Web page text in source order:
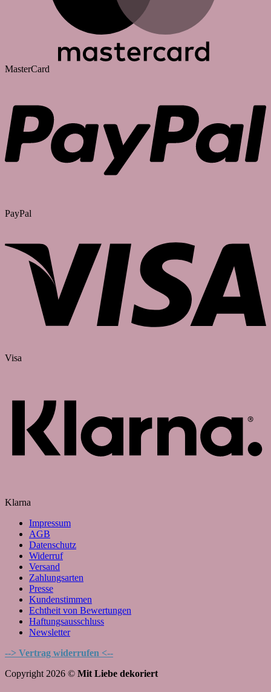
MasterCard
PayPal
Visa
Klarna
Impressum
AGB
Datenschutz
Widerruf
Versand
Zahlungsarten
Presse
Kundenstimmen
Echtheit von Bewertungen
Haftungsausschluss
Newsletter
--> Vertrag widerrufen <--
Copyright 2026 © Mit Liebe dekoriert